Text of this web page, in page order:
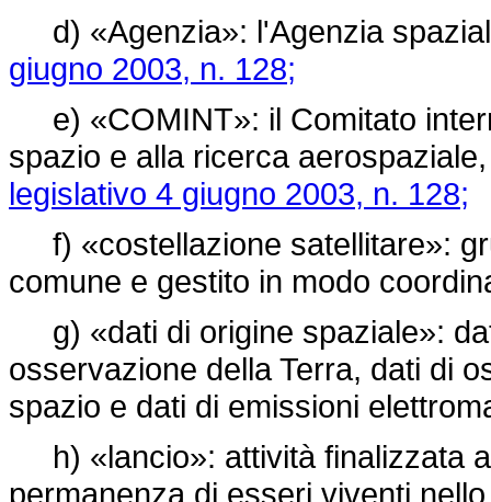
d) «Agenzia»: l'Agenzia
giugno 2003, n. 128;
e) «COMINT»: il Comitato
spazio e alla ricerca
legislativo 4 giugno 2003, n. 128;
f) «costellazione satellitare»:
comune e gestito in modo
g) «dati di origine spaziale»:
osservazione della Terra, dati di
spazio e dati di emissioni
h) «lancio»: attività finalizzata
permanenza di esseri viventi